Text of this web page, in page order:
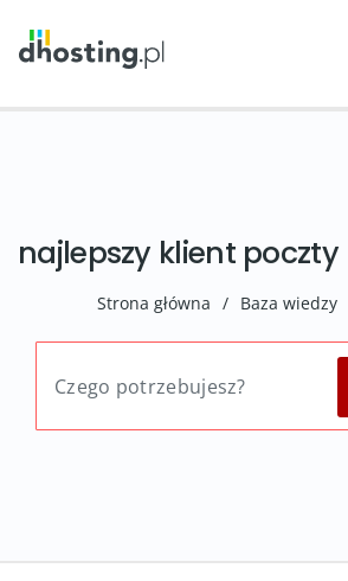
najlepszy klient poczty
Strona główna / Baza wiedzy